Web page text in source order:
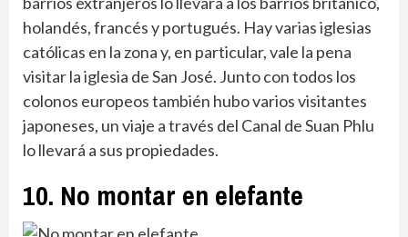
holandés, francés y portugués. Hay varias iglesias
católicas en la zona y, en particular, vale la pena
visitar la iglesia de San José. Junto con todos los
colonos europeos también hubo varios visitantes
japoneses, un viaje a través del Canal de Suan Phlu
lo llevará a sus propiedades.
10. No montar en elefante